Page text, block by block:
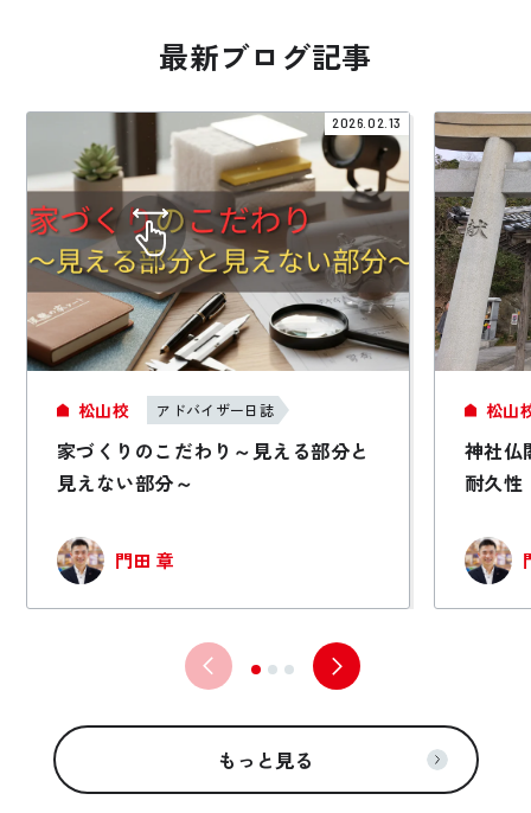
最新ブログ記事
2026.02.13
松山校 アドバイザー日誌
家づくりのこだわり～見える部分と
見えない部分～
門田 章
松山
神社仏
耐久性
もっと見る